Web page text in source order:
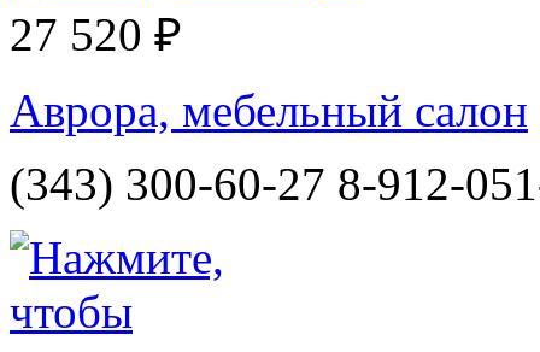
27 520 ₽
Аврора, мебельный салон
(343) 300-60-27 8-912-